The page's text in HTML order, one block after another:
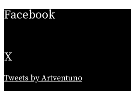
Facebook
X
Tweets by Artventuno